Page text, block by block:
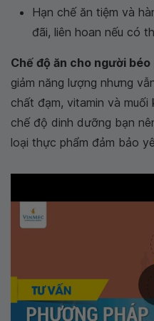
Hạn chế ăn tiệm và
đãi, liên hoan nếu có
Chế độ ăn cho người béo
giảm năng lượng nhưng
chất đạm, vitamin và
chế độ dinh dưỡng bạn
loại thực phẩm đảm bảo